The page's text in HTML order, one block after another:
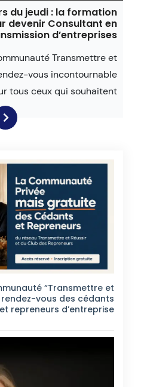
du jeudi : la formation
devenir Consultant en
d’entreprises
Transmettre et
vous incontournable
tous ceux qui souhaitent
“Transmettre et
rendez-vous des cédants
et repreneurs d’entreprise